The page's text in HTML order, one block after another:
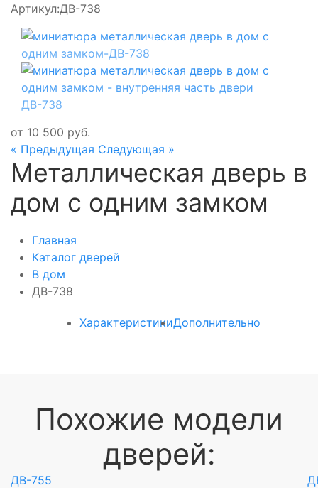
Артикул:ДВ-738
от 10 500 руб.
« Предыдущая Следующая »
Металлическая дверь в
дом с одним замком
Главная
Каталог дверей
В дом
ДВ-738
ХарактеристикиДополнительно
Похожие модели
дверей:
ДВ-755